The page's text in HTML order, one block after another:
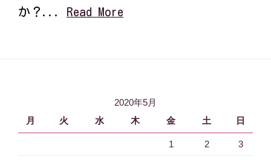
か？... Read More
2020年5月
月
火 水 木 金 土 日
1 2 3